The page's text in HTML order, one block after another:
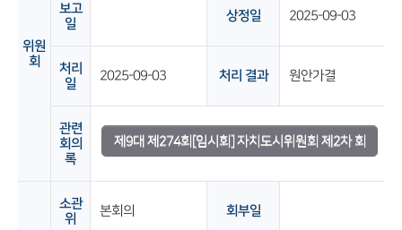
위원
회
보고
일
상정일 2025-09-03
처리
일
2025-09-03 처리 결과 원안가결
관련
회의
록
제9대 제274회[임시회] 자치도시위원회 제2차 회
소관
위
본회의 회부일